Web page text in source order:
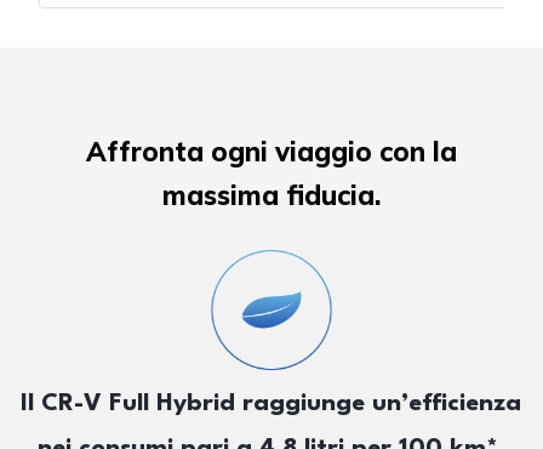
Affronta ogni viaggio con la
massima fiducia.
Il CR-V Full Hybrid raggiunge un’efficienza